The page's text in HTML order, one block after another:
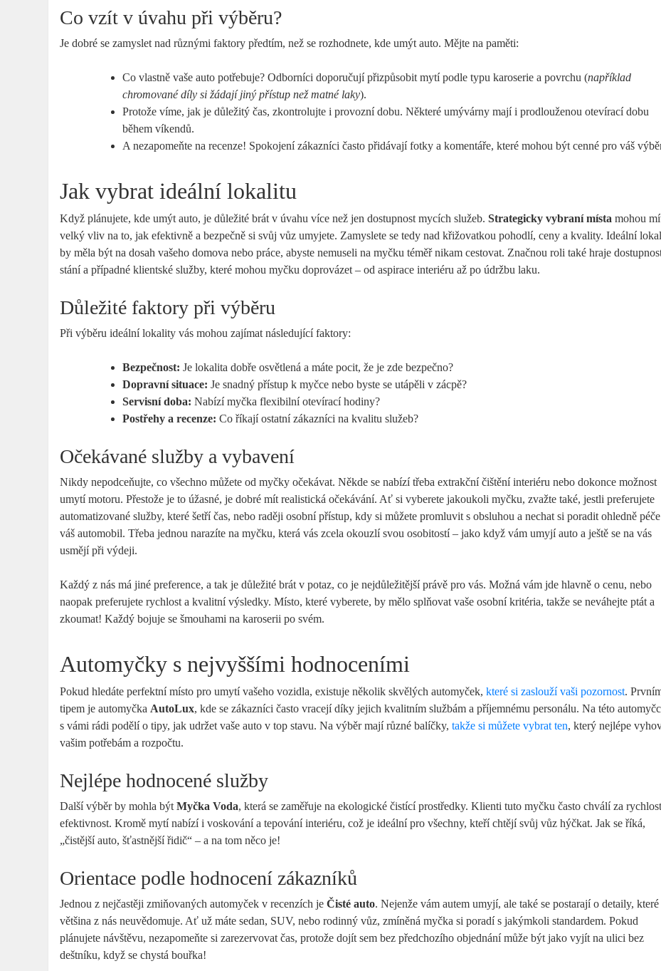
Co vzít v úvahu při výběru?
Je dobré se zamyslet nad různými faktory předtím, než se rozhodnete, kde umýt auto. Mějte na paměti:
Co vlastně vaše auto potřebuje? Odborníci doporučují přizpůsobit mytí podle typu karoserie a povrchu (například
chromované díly si žádají jiný přístup než matné laky).
Protože víme, jak je důležitý čas, zkontrolujte i provozní dobu. Některé umývárny mají i prodlouženou otevírací dobu
během víkendů.
A nezapomeňte na recenze! Spokojení zákazníci často přidávají fotky a komentáře, které mohou být cenné pro váš
Jak vybrat ideální lokalitu
Když plánujete, kde umýt auto, je důležité brát v úvahu více než jen dostupnost mycích služeb.Strategicky vybraní místa mohou
velký vliv na to, jak efektivně a bezpečně si svůj vůz umyjete. Zamyslete se tedy nad křižovatkou pohodlí, ceny a kvality. Ideální
by měla být na dosah vašeho domova nebo práce, abyste nemuseli na myčku téměř nikam cestovat. Značnou roli také hraje
stání a případné klientské služby, které mohou myčku doprovázet – od aspirace interiéru až po údržbu laku.
Důležité faktory při výběru
Při výběru ideální lokality vás mohou zajímat následující faktory:
Bezpečnost: Je lokalita dobře osvětlená a máte pocit, že je zde bezpečno?
Dopravní situace: Je snadný přístup k myčce nebo byste se utápěli v zácpě?
Servisní doba: Nabízí myčka flexibilní otevírací hodiny?
Postřehy a recenze: Co říkají ostatní zákazníci na kvalitu služeb?
Očekávané služby a vybavení
Nikdy nepodceňujte, co všechno můžete od myčky očekávat. Někde se nabízí třeba extrakční čištění interiéru nebo dokonce možnost
umytí motoru. Přestože je to úžasné, je dobré mít realistická očekávání. Ať si vyberete jakoukoli myčku, zvažte také, jestli preferujete
automatizované služby, které šetří čas, nebo raději osobní přístup, kdy si můžete promluvit s obsluhou a nechat si poradit ohledně
váš automobil. Třeba jednou narazíte na myčku, která vás zcela okouzlí svou osobitostí – jako když vám umyjí auto a ještě se na vás
usmějí při výdeji.
Každý z nás má jiné preference, a tak je důležité brát v potaz, co je nejdůležitější právě pro vás. Možná vám jde hlavně o cenu, nebo
naopak preferujete rychlost a kvalitní výsledky. Místo, které vyberete, by mělo splňovat vaše osobní kritéria, takže se neváhejte ptát a
zkoumat! Každý bojuje se šmouhami na karoserii po svém.
Automyčky s nejvyššími hodnoceními
Pokud hledáte perfektní místo pro umytí vašeho vozidla, existuje několik skvělých automyček,které si zaslouží vaši pozornost.
tipem je automyčka AutoLux, kde se zákazníci často vracejí díky jejich kvalitním službám a příjemnému personálu. Na této
s vámi rádi podělí o tipy, jak udržet vaše auto v top stavu. Na výběr mají různé balíčky,takže si můžete vybrat ten, který nejlépe
vašim potřebám a rozpočtu.
Nejlépe hodnocené služby
Další výběr by mohla býtMyčka Voda, která se zaměřuje na ekologické čistící prostředky. Klienti tuto myčku často chválí za
efektivnost. Kromě mytí nabízí i voskování a tepování interiéru, což je ideální pro všechny, kteří chtějí svůj vůz hýčkat. Jak se říká,
„čistější auto, šťastnější řidič“ – a na tom něco je!
Orientace podle hodnocení zákazníků
Jednou z nejčastěji zmiňovaných automyček v recenzích jeČisté auto. Nejenže vám autem umyjí, ale také se postarají o detaily, které
většina z nás neuvědomuje. Ať už máte sedan, SUV, nebo rodinný vůz, zmíněná myčka si poradí s jakýmkoli standardem. Pokud
plánujete návštěvu, nezapomeňte si zarezervovat čas, protože dojít sem bez předchozího objednání může být jako vyjít na ulici bez
deštníku, když se chystá bouřka!